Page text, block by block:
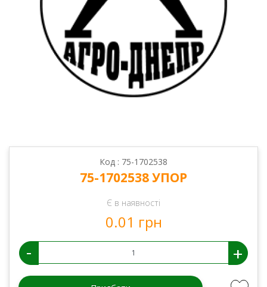
Код : 75-1702538
75-1702538 УПОР
Є в наявності
0.01 грн
- +